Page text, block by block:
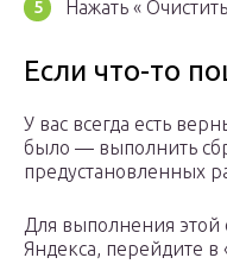
Нажать «
Если что-то
У вас всегда есть
было — выполнить
предустановленных
Для выполнения
Яндекса, перейдите в